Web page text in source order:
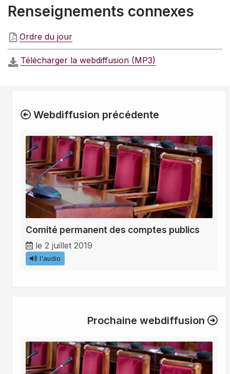
Renseignements connexes
Ordre du jour
Télécharger la webdiffusion (MP3)
Webdiffusion précédente
Comité permanent des comptes publics
le 2 juillet 2019
l'audio
Prochaine webdiffusion